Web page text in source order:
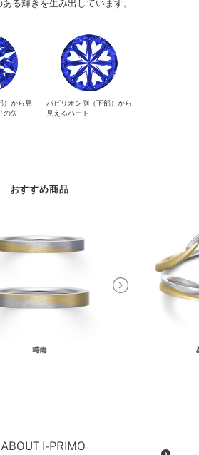
る輝きを生み出しています。
）から見
の矢
パビリオン側（下部）から
見えるハート
おすすめ商品
時雨
ABOUT I-PRIMO